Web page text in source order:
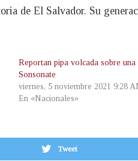
de El Salvador. Su
Reportan pipa volcada sobre una
Sonsonate
viernes, 5 noviembre 2021 9:28
En «Nacionales»
Tweet